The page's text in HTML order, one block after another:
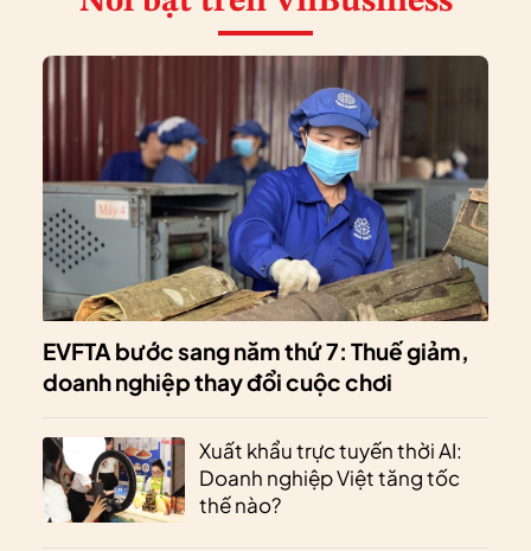
EVFTA bước sang năm thứ 7: Thuế giảm,
doanh nghiệp thay đổi cuộc chơi
Xuất khẩu trực tuyến thời AI:
Doanh nghiệp Việt tăng tốc
thế nào?